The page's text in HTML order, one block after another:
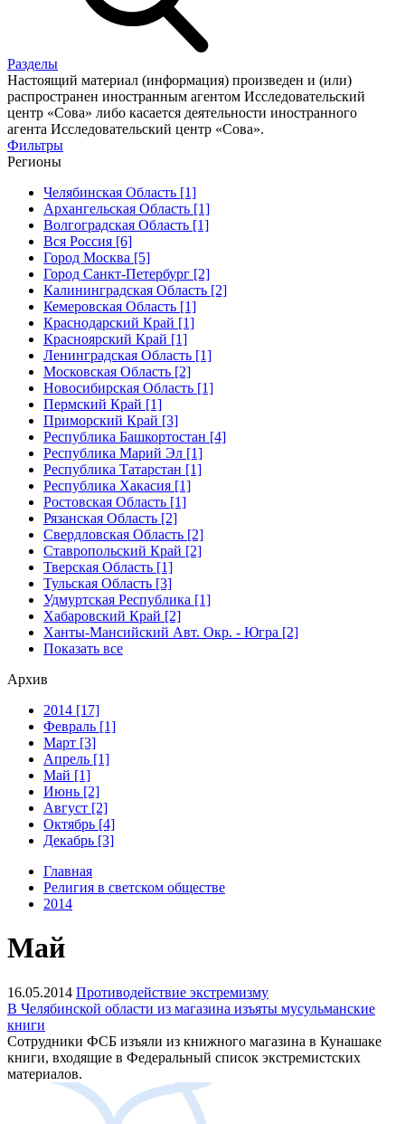
Разделы
Настоящий материал (информация) произведен и (или)
распространен иностранным агентом Исследовательский
центр «Сова» либо касается деятельности иностранного
агента Исследовательский центр «Сова».
Фильтры
Регионы
Челябинская Область [1]
Архангельская Область [1]
Волгоградская Область [1]
Вся Россия [6]
Город Москва [5]
Город Санкт-Петербург [2]
Калининградская Область [2]
Кемеровская Область [1]
Краснодарский Край [1]
Красноярский Край [1]
Ленинградская Область [1]
Московская Область [2]
Новосибирская Область [1]
Пермский Край [1]
Приморский Край [3]
Республика Башкортостан [4]
Республика Марий Эл [1]
Республика Татарстан [1]
Республика Хакасия [1]
Ростовская Область [1]
Рязанская Область [2]
Свердловская Область [2]
Ставропольский Край [2]
Тверская Область [1]
Тульская Область [3]
Удмуртская Республика [1]
Хабаровский Край [2]
Ханты-Мансийский Авт. Окр. - Югра [2]
Показать все
Архив
2014 [17]
Февраль [1]
Март [3]
Апрель [1]
Май [1]
Июнь [2]
Август [2]
Октябрь [4]
Декабрь [3]
Главная
Религия в светском обществе
2014
Май
16.05.2014 Противодействие экстремизму
В Челябинской области из магазина изъяты мусульманские
книги
Сотрудники ФСБ изъяли из книжного магазина в Кунашаке
книги, входящие в Федеральный список экстремистских
материалов.